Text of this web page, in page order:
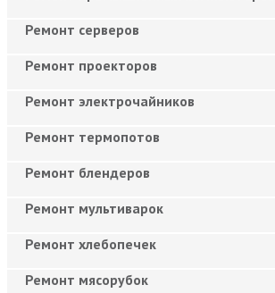
Ремонт серверов
Ремонт проекторов
Ремонт электрочайников
Ремонт термопотов
Ремонт блендеров
Ремонт мультиварок
Ремонт хлебопечек
Ремонт мясорубок